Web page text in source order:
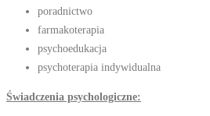
poradnictwo
farmakoterapia
psychoedukacja
psychoterapia indywidualna
Świadczenia psychologiczne: